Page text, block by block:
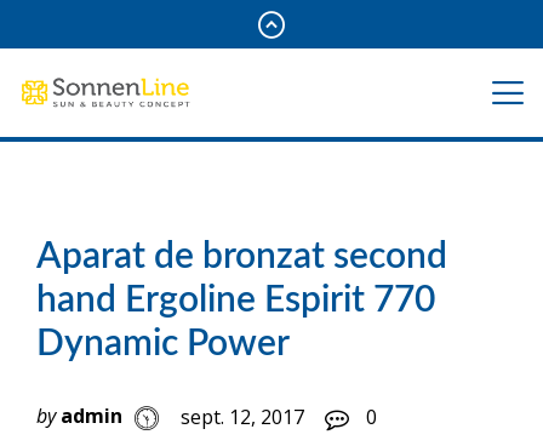
Aparat de bronzat second
hand Ergoline Espirit 770
Dynamic Power
by admin sept. 12, 2017 0